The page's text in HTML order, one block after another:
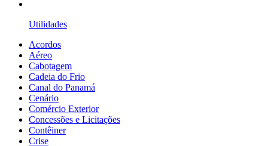
Utilidades
Acordos
Aéreo
Cabotagem
Cadeia do Frio
Canal do Panamá
Cenário
Comércio Exterior
Concessões e Licitações
Contêiner
Crise